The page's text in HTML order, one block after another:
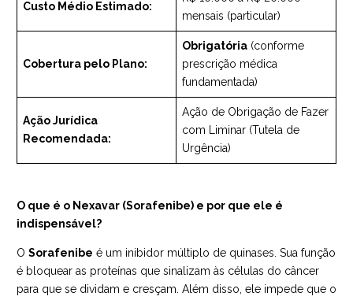
Custo Médio Estimado:
mensais (particular)
Cobertura pelo Plano:
Obrigatória (conforme
prescrição médica
fundamentada)
Ação Jurídica
Recomendada:
Ação de Obrigação de Fazer
com Liminar (Tutela de
Urgência)
O que é o Nexavar (Sorafenibe) e por que ele é
indispensável?
O Sorafenibe é um inibidor múltiplo de quinases. Sua função
é bloquear as proteínas que sinalizam às células do câncer
para que se dividam e cresçam. Além disso, ele impede que o